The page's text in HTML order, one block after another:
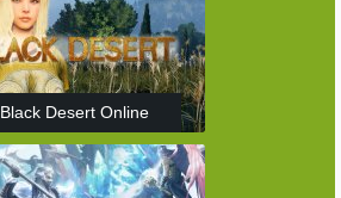
Black Desert Online